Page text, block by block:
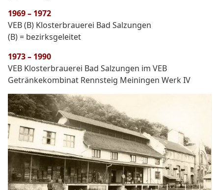
1969 – 1972
VEB (B) Klosterbrauerei Bad Salzungen
(B) = bezirksgeleitet
1973 – 1990
VEB Klosterbrauerei Bad Salzungen im VEB
Getränkekombinat Rennsteig Meiningen Werk IV